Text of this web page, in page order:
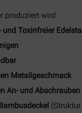
produziert wird
und Toxinfreier
Metallgeschmack
An- und Abschrauben